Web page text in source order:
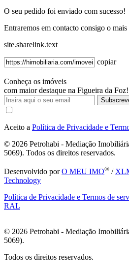
O seu pedido foi enviado com sucesso!
Entraremos em contacto consigo o
site.sharelink.text
copiar
Conheça os imóveis
com maior destaque na Figueira da Foz!
Aceito a Política de Privacidade e
© 2026 Petrohabi - Mediação
5069). Todos os direitos reservados.
Desenvolvido porO MEU IMO® /
Technology
Política de Privacidade e Termos de
RAL
© 2026 Petrohabi - Mediação
5069).
Todos os direitos reservados.